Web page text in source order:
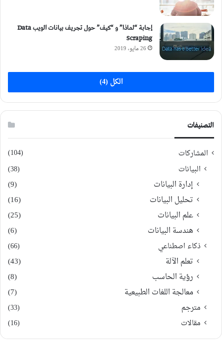
إجابة “لماذا” و “كيف” حول تجريف بيانات الويب Data
Scraping
26 مايو، 2019
الكل (4)
التصنيفات
المشاركات (104)
البيانات (38)
إدارة البيانات
(9)
تحليل البيانات
(16)
علم البيانات
(25)
هندسة البيانات
(6)
ذكاء اصطناعي (66)
تعلم الآلة
(43)
رؤية الحاسب
(8)
معالجة اللغات الطبيعية
(7)
مترجم
(33)
مقالات
(16)